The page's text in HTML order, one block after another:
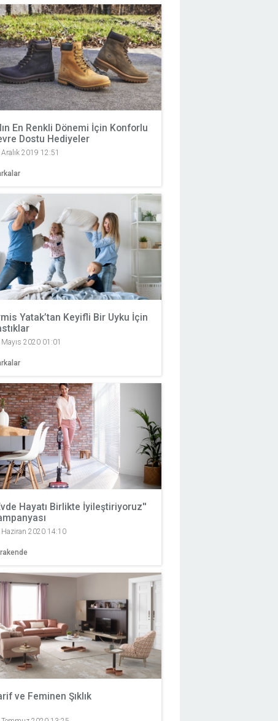
En Renkli Dönemi İçin Konforlu
Dostu Hediyeler
2019 12:51
Yatak’tan Keyifli Bir Uyku İçin
2020 01:01
Hayatı Birlikte İyileştiriyoruz''
Haziran 2020 14:10
ve Feminen Şıklık